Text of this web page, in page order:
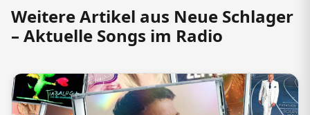
Weitere Artikel aus Neue Schlager
– Aktuelle Songs im Radio